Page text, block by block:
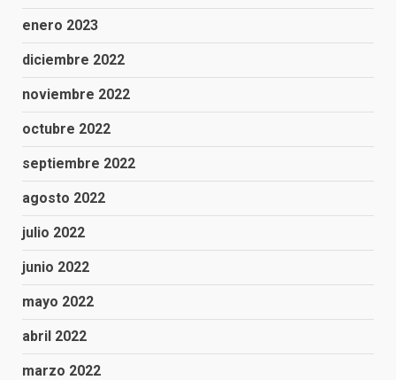
enero 2023
diciembre 2022
noviembre 2022
octubre 2022
septiembre 2022
agosto 2022
julio 2022
junio 2022
mayo 2022
abril 2022
marzo 2022